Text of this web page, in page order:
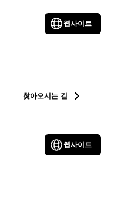
웹사이트
찾아오시는 길
웹사이트